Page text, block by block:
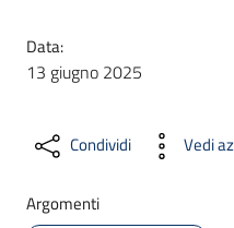
Data:
13 giugno 2025
Condividi Vedi
Argomenti